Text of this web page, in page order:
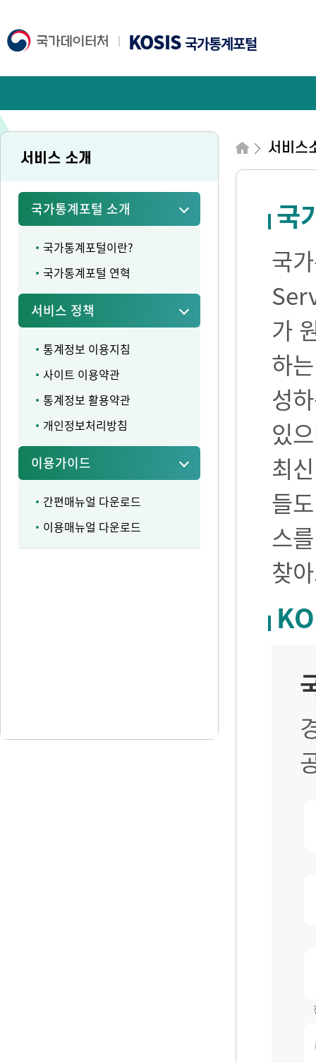
KOSIS국가통계포털
서비스 소개
국가통계포털 소개
국가통계포털이란?
국가통계포털 연혁
서비스 정책
통계정보 이용지침
사이트 이용약관
통계정보 활용약관
개인정보처리방침
이용가이드
간편매뉴얼 다운로드
이용매뉴얼 다운로드
서비스
국
국
가
하
성
있
최
들
스
찾